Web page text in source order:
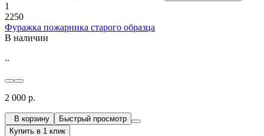
1
2250
Фуражка пожарника старого образца
В наличии
..
2 000 р.
В корзину
Быстрый просмотр
Купить в 1 клик